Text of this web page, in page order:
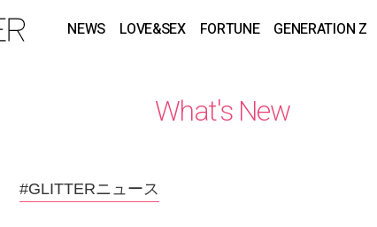
NEWS LOVE&SEX FORTUNE GENERATION Z
What's New
#GLITTERニュース